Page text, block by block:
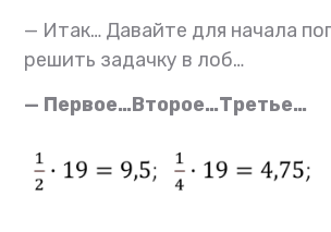
— Итак… Давайте для начала
решить задачку в лоб…
— Первое…Второе…Третье…